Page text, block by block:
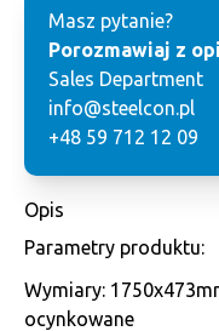
Masz pytanie?
Porozmawiaj z
Sales Department
info@steelcon.pl
+48 59 712 12 09
Opis
Parametry produktu:
Wymiary:
ocynkowane